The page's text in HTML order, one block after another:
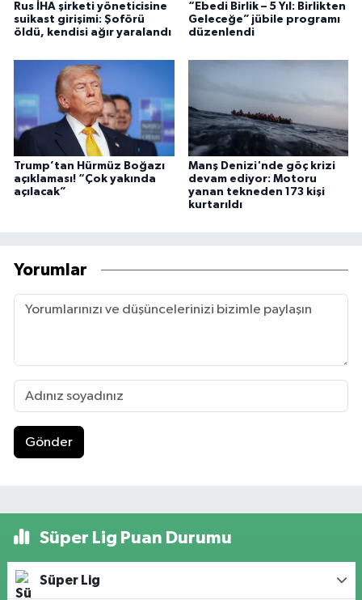
Rus İHA şirketi yöneticisine
suikast girişimi: Şoförü
öldü, kendisi ağır yaralandı
“Ebedi Birlik – 5 Yıl: Birlikten
Geleceğe” jübile programı
düzenlendi
Trump’tan Hürmüz Boğazı
açıklaması! “Çok yakında
açılacak”
Manş Denizi'nde göç krizi
devam ediyor: Motoru
yanan tekneden 173 kişi
kurtarıldı
Yorumlar
Gönder
Süper Lig Puan Durumu
Süper Lig